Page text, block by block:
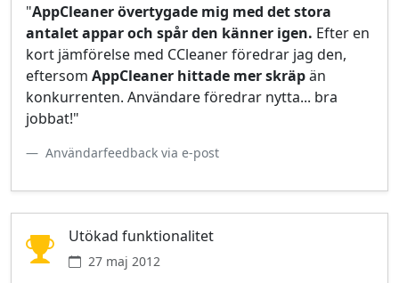
"AppCleaner övertygade mig med det stora
antalet appar och spår den känner igen. Efter en
kort jämförelse med CCleaner föredrar jag den,
eftersom AppCleaner hittade mer skräpän
konkurrenten. Användare föredrar nytta... bra
jobbat!"
Användarfeedback via e‑post
Utökad funktionalitet
27 maj 2012